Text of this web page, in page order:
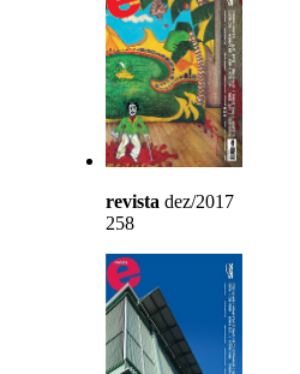
revista dez/2017
258